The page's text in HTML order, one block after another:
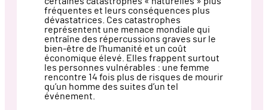
fréquentes et leurs conséquences plus
dévastatrices. Ces catastrophes
représentent une menace mondiale qui
entraîne des répercussions graves sur le
bien-être de l’humanité et un coût
économique élevé. Elles frappent surtout
les personnes vulnérables : une femme
rencontre 14 fois plus de risques de mourir
qu’un homme des suites d’un tel
événement.